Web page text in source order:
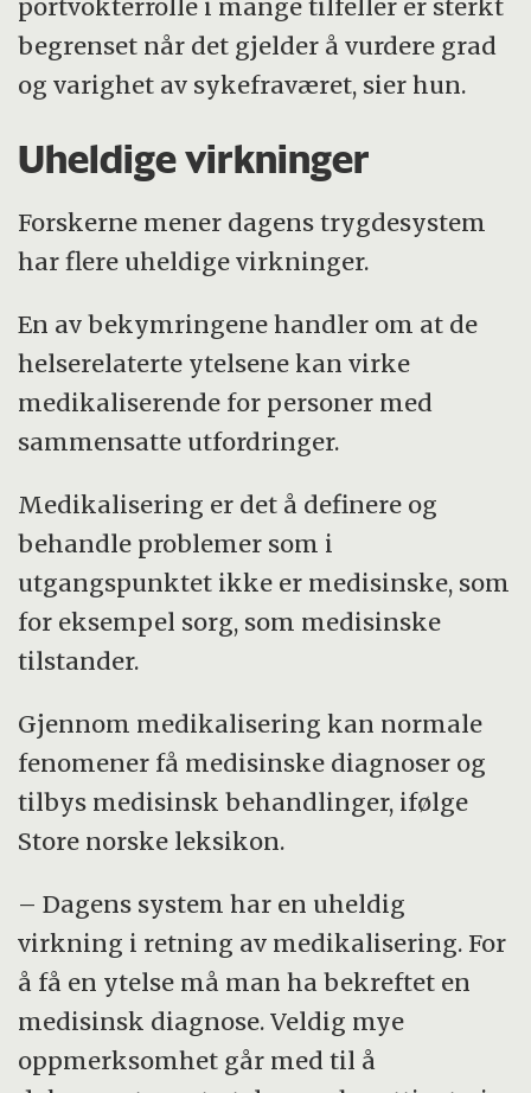
portvokterrolle i mange tilfeller er sterkt
begrenset når det gjelder å vurdere grad
og varighet av sykefraværet, sier hun.
Uheldige virkninger
Forskerne mener dagens trygdesystem
har flere uheldige virkninger.
En av bekymringene handler om at de
helserelaterte ytelsene kan virke
medikaliserende for personer med
sammensatte utfordringer.
Medikalisering er det å definere og
behandle problemer som i
utgangspunktet ikke er medisinske, som
for eksempel sorg, som medisinske
tilstander.
Gjennom medikalisering kan normale
fenomener få medisinske diagnoser og
tilbys medisinsk behandlinger, ifølge
Store norske leksikon.
– Dagens system har en uheldig
virkning i retning av medikalisering. For
å få en ytelse må man ha bekreftet en
medisinsk diagnose. Veldig mye
oppmerksomhet går med til å